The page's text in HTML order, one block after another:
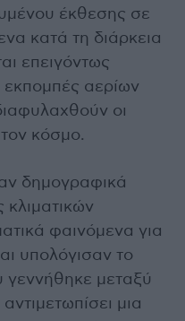
έκθεσης σε
κατά τη διάρκεια
επειγόντως
εκπομπές αερίων
οι
κόσμο.
δημογραφικά
φαινόμενα για
υπολόγισαν το
γεννήθηκε μεταξύ
μια